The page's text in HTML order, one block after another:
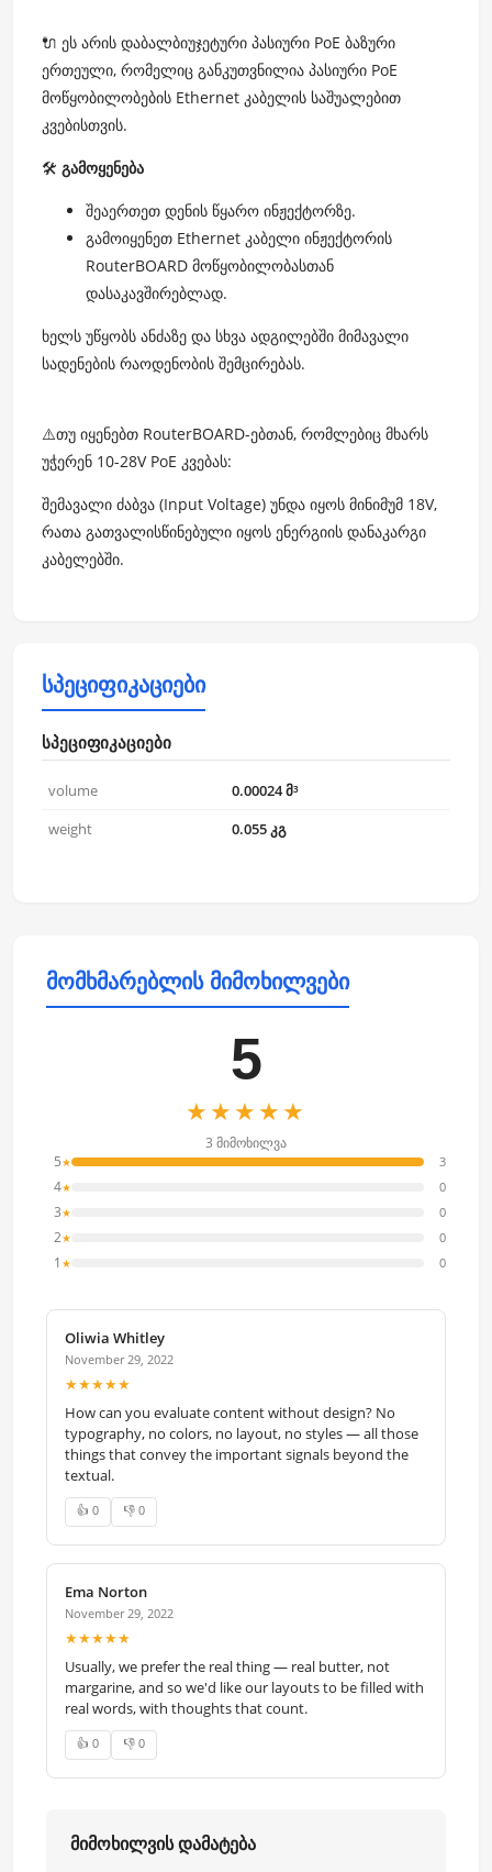
🔌 ეს არის დაბალბიუჯეტური პასიური PoE ბაზური
ერთეული, რომელიც განკუთვნილია პასიური PoE
მოწყობილობების Ethernet კაბელის საშუალებით
კვებისთვის.
🛠️ გამოყენება
შეაერთეთ დენის წყარო ინჟექტორზე.
გამოიყენეთ Ethernet კაბელი ინჟექტორის
RouterBOARD მოწყობილობასთან
დასაკავშირებლად.
ხელს უწყობს ანძაზე და სხვა ადგილებში მიმავალი
სადენების რაოდენობის შემცირებას.
⚠️თუ იყენებთ RouterBOARD-ებთან, რომლებიც მხარს
უჭერენ 10-28V PoE კვებას:
შემავალი ძაბვა (Input Voltage) უნდა იყოს მინიმუმ 18V,
რათა გათვალისწინებული იყოს ენერგიის დანაკარგი
კაბელებში.
სპეციფიკაციები
სპეციფიკაციები
volume
0.00024 მ³
weight
0.055 კგ
მომხმარებლის მიმოხილვები
5
★★★★★
3 მიმოხილვა
5★ 3
4★ 0
3★ 0
2★ 0
1 ★ 0
Oliwia Whitley
November 29, 2022
★★★★★
How can you evaluate content without design? No
typography, no colors, no layout, no styles — all those
things that convey the important signals beyond the
textual.
👍 0 👎 0
Ema Norton
November 29, 2022
★★★★★
Usually, we prefer the real thing — real butter, not
margarine, and so we'd like our layouts to be filled with
real words, with thoughts that count.
👍 0 👎 0
მიმოხილვის დამატება